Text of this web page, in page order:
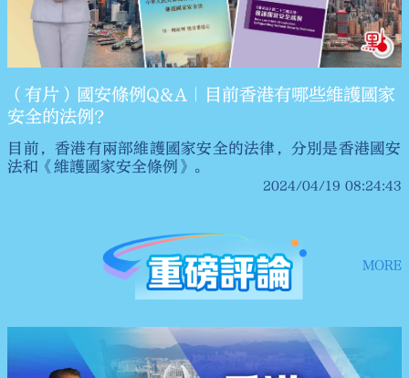
（有片）國安條例Q&A｜目前香港有哪些維護國家
安全的法例？
目前，香港有兩部維護國家安全的法律，分別是香港國安
法和《維護國家安全條例》。
2024/04/19 08:24:43
MORE